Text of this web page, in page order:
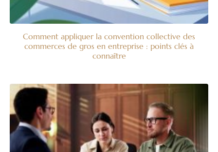
Comment appliquer la convention collective des
commerces de gros en entreprise : points clés à
connaître